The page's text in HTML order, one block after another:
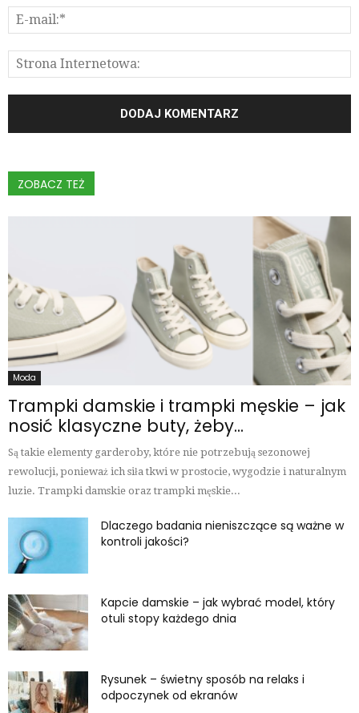
ZOBACZ TEŻ
Moda
Trampki damskie i trampki męskie – jak
nosić klasyczne buty, żeby...
Są takie elementy garderoby, które nie potrzebują sezonowej
rewolucji, ponieważ ich siła tkwi w prostocie, wygodzie i naturalnym
luzie. Trampki damskie oraz trampki męskie...
Dlaczego badania nieniszczące są ważne w
kontroli jakości?
Kapcie damskie – jak wybrać model, który
otuli stopy każdego dnia
Rysunek – świetny sposób na relaks i
odpoczynek od ekranów